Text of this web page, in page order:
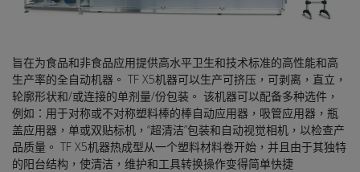
旨在为食品和非食品应用提供高水平卫生和技术标准的高性能和高
生产率的全自动机器。 TF X5机器可以生产可挤压，可剥离，直立，
轮廓形状和/或连接的单剂量/份包装。 该机器可以配备多种选件，
例如：用于对称或不对称塑料棒的棒自动应用器，吸管应用器，瓶
盖应用器，单或双贴标机，“超清洁”包装和自动视觉相机，以检查产
品质量。 TF X5机器热成型从一个塑料材料卷开始，并且由于其独特
的阳台结构，使清洁，维护和工具转换操作变得简单快捷